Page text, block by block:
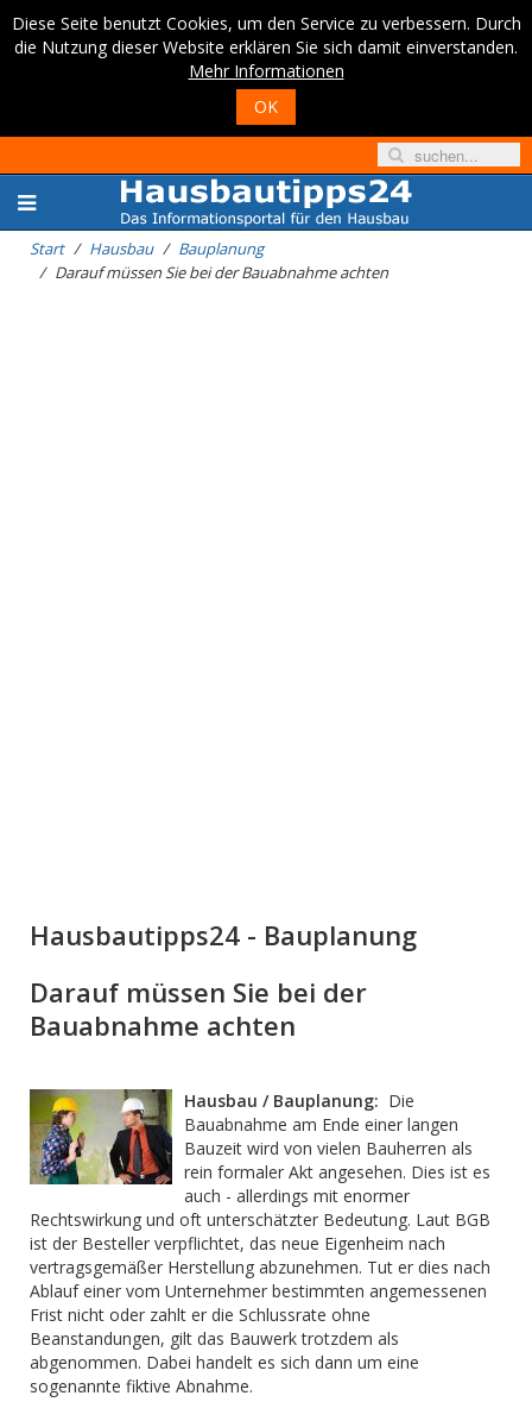
Diese Seite benutzt Cookies, um den Service zu verbessern. Durch
die Nutzung dieser Website erklären Sie sich damit einverstanden.
Mehr Informationen
OK
Start Hausbau
Bauplanung
Darauf müssen Sie bei der Bauabnahme achten
Hausbautipps24 - Bauplanung
Darauf müssen Sie bei der
Bauabnahme achten
Hausbau / Bauplanung: Die
Bauabnahme am Ende einer langen
Bauzeit wird von vielen Bauherren als
rein formaler Akt angesehen. Dies ist es
auch - allerdings mit enormer
Rechtswirkung und oft unterschätzter Bedeutung. Laut BGB
ist der Besteller verpflichtet, das neue Eigenheim nach
vertragsgemäßer Herstellung abzunehmen. Tut er dies nach
Ablauf einer vom Unternehmer bestimmten angemessenen
Frist nicht oder zahlt er die Schlussrate ohne
Beanstandungen, gilt das Bauwerk trotzdem als
abgenommen. Dabei handelt es sich dann um eine
sogenannte fiktive Abnahme.